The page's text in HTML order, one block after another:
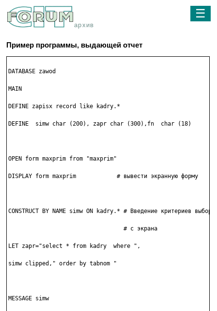
архив
☰
Пример программы, выдающей отчет
DATABASE zawod
MAIN
DEFINE zapisx record like kadry.*
DEFINE  simw char (200), zapr char (300),fn  char (18)
OPEN form maxprim from "maxprim"
DISPLAY form maxprim            # вывести экранную форму
CONSTRUCT BY NAME simw ON kadry.* # Введение критериев выбора
                                  # с экрана
LET zapr="select * from kadry  where ",
simw clipped," order by tabnom "
MESSAGE simw